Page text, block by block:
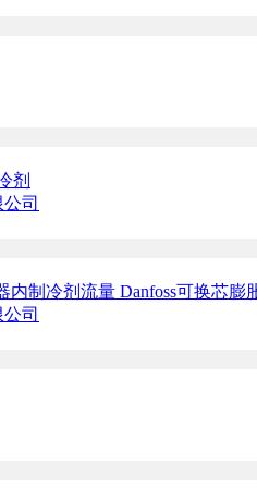
剂
司
内制冷剂流量 Danfoss可换芯膨
司